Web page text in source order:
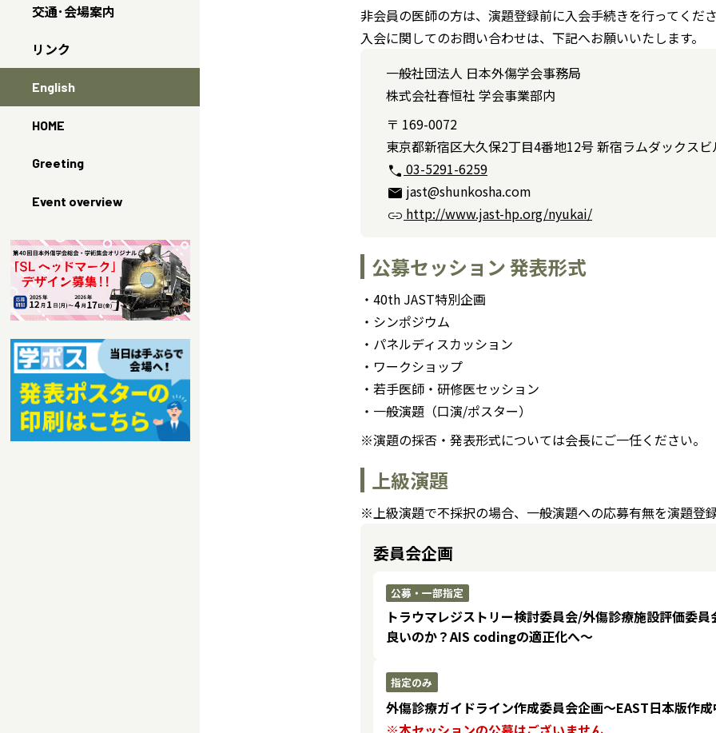
交通･会場案内
リンク
English
HOME
Greeting
Event overview
非会員の医師の方は、演題登録前に入会手続きを行ってくだ
入会に関してのお問い合わせは、下記へお願いいたします。
一般社団法人 日本外傷学会事務局
株式会社春恒社 学会事業部内
〒 169-0072
東京都新宿区大久保2丁目4番地12号 新宿ラムダックス
call 03-5291-6259
mail jast@shunkosha.com
link http://www.jast-hp.org/nyukai/
公募セッション 発表形式
40th JAST特別企画
シンポジウム
パネルディスカッション
ワークショップ
若手医師・研修医セッション
一般演題（口演/ポスター）
※演題の採否・発表形式については会長にご一任ください。
上級演題
※上級演題で不採択の場合、一般演題への応募有無を演題登
委員会企画
公募・一部指定
トラウマレジストリー検討委員会/外傷診療施設評価委
良いのか？AIS codingの適正化へ〜
指定のみ
外傷診療ガイドライン作成委員会企画〜EAST日本版作